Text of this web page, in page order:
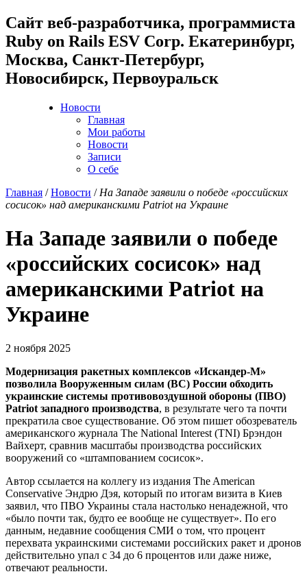
Cайт веб-разработчика, программиста
Ruby on Rails ESV Corp. Екатеринбург,
Москва, Санкт-Петербург,
Новосибирск, Первоуральск
Новости
Главная
Мои работы
Новости
Записи
О себе
Главная /Новости / На Западе заявили о победе «российских
сосисок» над американскими Patriot на Украине
На Западе заявили о победе
«российских сосисок» над
американскими Patriot на
Украине
2 ноября 2025
Модернизация ракетных комплексов «Искандер-М»
позволила Вооруженным силам (ВС) России обходить
украинские системы противовоздушной обороны (ПВО)
Patriot западного производства, в результате чего та почти
прекратила свое существование. Об этом пишет обозреватель
американского журнала The National Interest (TNI) Брэндон
Вайхерт, сравнив масштабы производства российских
вооружений со «штампованием сосисок».
Автор ссылается на коллегу из издания The American
Conservative Эндрю Дэя, который по итогам визита в Киев
заявил, что ПВО Украины стала настолько ненадежной, что
«было почти так, будто ее вообще не существует». По его
данным, недавние сообщения СМИ о том, что процент
перехвата украинскими системами российских ракет и дронов
действительно упал с 34 до 6 процентов или даже ниже,
отвечают реальности.